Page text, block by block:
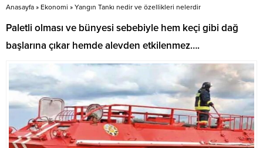
Anasayfa » Ekonomi » Yangın Tankı nedir ve özellikleri nelerdir
Paletli olması ve bünyesi sebebiyle hem keçi gibi dağ
başlarına çıkar hemde alevden etkilenmez….